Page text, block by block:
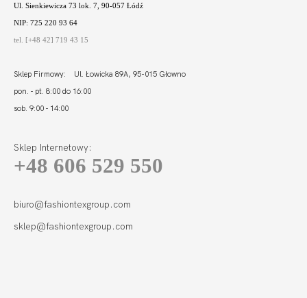
ACTIVE LEGGINSY
Ul. Sienkiewicza 73 lok. 7, 90-057 Łódź
NIP: 725 220 93 64
tel. [+48 42] 719 43 15
Sklep Firmowy: Ul. Łowicka 89A, 95-015 Głowno
pon. - pt. 8:00 do 16:00
sob. 9:00 - 14:00
Sklep Internetowy:
+48 606 529 550
biuro@fashiontexgroup.com
sklep@fashiontexgroup.com